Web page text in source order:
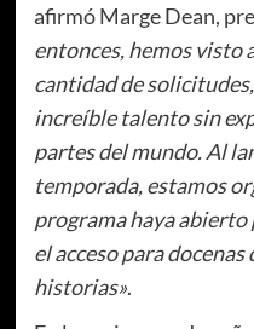
afirmó Marge Dean,
entonces, hemos visto
cantidad de
increíble talento sin
partes del mundo. Al
temporada, estamos
programa haya abierto
el acceso para
historias».